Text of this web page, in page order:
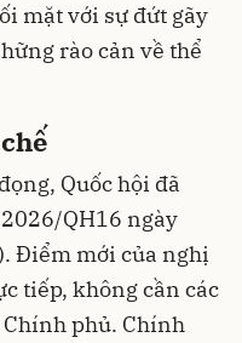
mặt với sự đứt gãy
rào cản về thể
Quốc hội đã
QH16 ngày
Điểm mới của nghị
tiếp, không cần các
phủ. Chính